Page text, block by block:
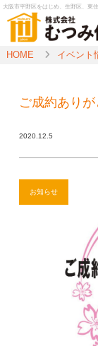
大阪市平野区をはじめ、生野区、東
HOME イベント
ご成約あり
2020.12.5
お知らせ